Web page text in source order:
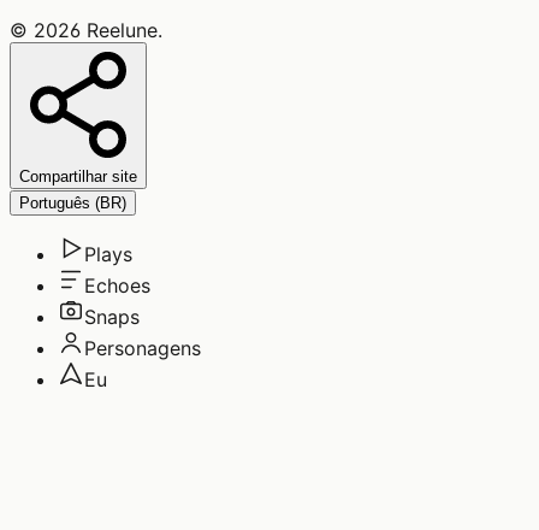
© 2026 Reelune.
Compartilhar site
Português (BR)
Plays
Echoes
Snaps
Personagens
Eu